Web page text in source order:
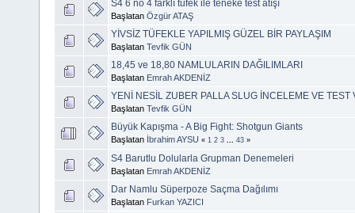
S4 6 no 4 farklı tüfek ile teneke test atışı
Başlatan Özgür ATAŞ
YİVSİZ TÜFEKLE YAPILMIŞ GÜZEL BİR PAYLAŞIM
Başlatan Tevfik GÜN
18,45 ve 18,80 NAMLULARIN DAĞILIMLARI
Başlatan Emrah AKDENİZ
YENİ NESİL ZUBER PALLA SLUG İNCELEME VE TEST
Başlatan Tevfik GÜN
Büyük Kapışma - A Big Fight: Shotgun Giants
Başlatan İbrahim AYSU « 1 2 3 43 »
S4 Barutlu Dolularla Grupman Denemeleri
Başlatan Emrah AKDENİZ
Dar Namlu Süperpoze Saçma Dağılımı
Başlatan Furkan YAZICI